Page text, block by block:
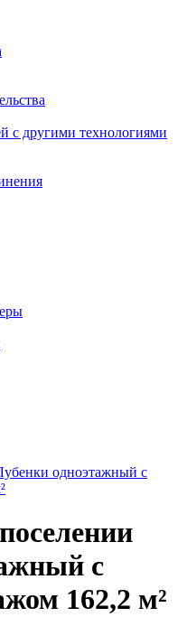
с другими технологиями
одноэтажный с
с
162,2 м²